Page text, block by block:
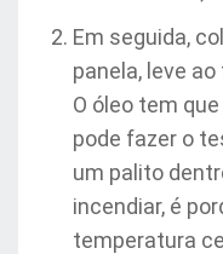
Em seguida,
panela, leve
O óleo tem
pode fazer o
um palito
incendiar, é
temperatura